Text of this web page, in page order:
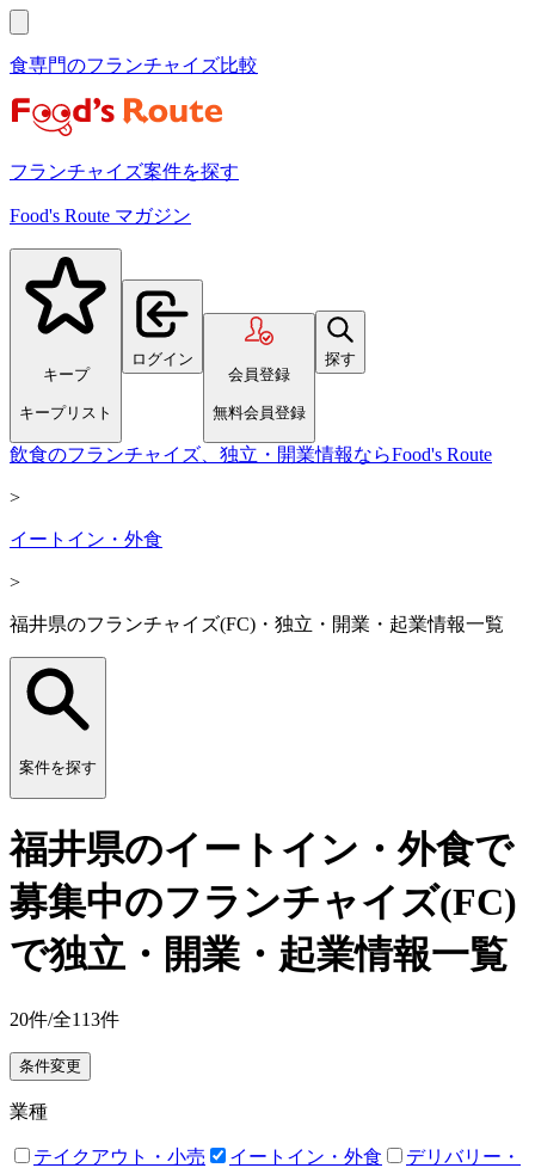
食専門のフランチャイズ比較
フランチャイズ案件を探す
Food's Route マガジン
キープ
キープリスト
ログイン
会員登録
無料会員登録
探す
飲食のフランチャイズ、独立・開業情報ならFood's Route
>
イートイン・外食
>
福井県のフランチャイズ(FC)・独立・開業・起業情報一覧
案件を探す
福井県のイートイン・外食で
募集中のフランチャイズ(FC)
で独立・開業・起業情報一覧
20件/全113件
条件変更
業種
テイクアウト・小売 イートイン・外食
デリバリー・